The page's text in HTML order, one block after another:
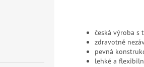
česká výroba s
zdravotně
pevná
lehké a